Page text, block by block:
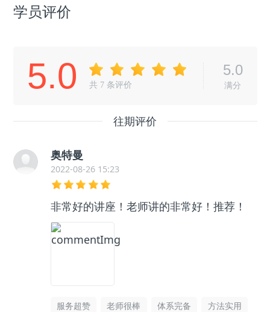
学员评价
5.0 共 7 条评价
5.0
满分
往期评价
奥特曼
2022-08-26 15:23
非常好的讲座！老师讲的非常好！推荐！
服务超赞 老师很棒 体系完备
方法实用